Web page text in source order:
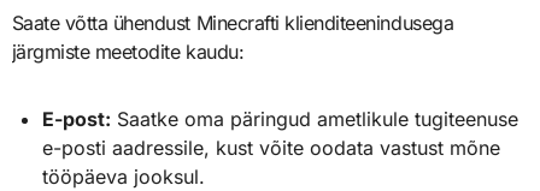
Saate võtta ühendust Minecrafti klienditeenindusega
järgmiste meetodite kaudu:
E-post: Saatke oma päringud ametlikule tugiteenuse
e-posti aadressile, kust võite oodata vastust mõne
tööpäeva jooksul.